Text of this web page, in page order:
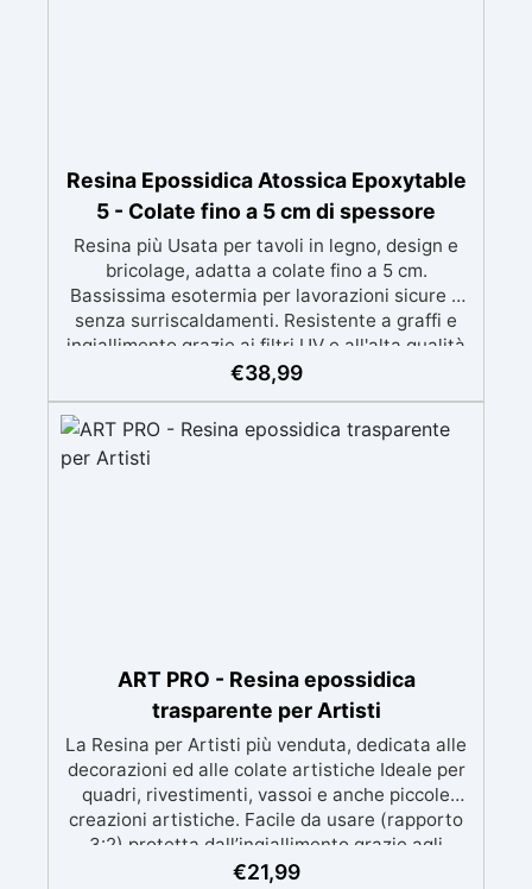
Resina Epossidica Atossica Epoxytable
5 - Colate fino a 5 cm di spessore
Resina più Usata per tavoli in legno, design e
bricolage, adatta a colate fino a 5 cm.
Bassissima esotermia per lavorazioni sicure e
senza surriscaldamenti. Resistente a graffi e
ingiallimento grazie ai filtri UV e all'alta qualità
meccanica. Bassa viscosità per eliminare bolle
BPA/VOC free e certificata per il contatto
prolungato con la pelle.
€38,99
ART PRO - Resina epossidica
trasparente per Artisti
La Resina per Artisti più venduta, dedicata alle
decorazioni ed alle colate artistiche Ideale per
quadri, rivestimenti, vassoi e anche piccole
creazioni artistiche. Facile da usare (rapporto
3:2) protetta dall’ingiallimento grazie agli
speciali filtri UV Formula densa : non cola via,
€21,99